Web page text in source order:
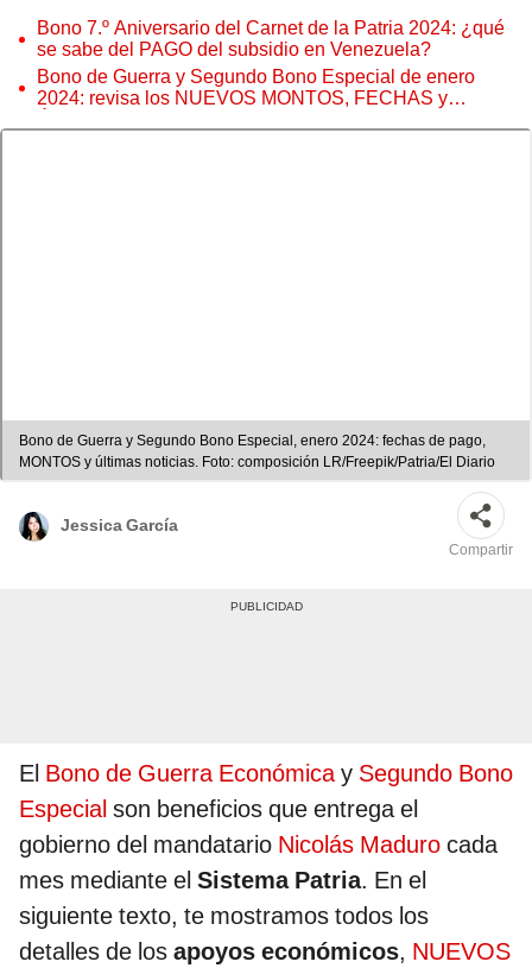
Bono 7.º Aniversario del Carnet de la Patria 2024: ¿qué
se sabe del PAGO del subsidio en Venezuela?
Bono de Guerra y Segundo Bono Especial de enero
2024: revisa los NUEVOS MONTOS, FECHAS y
Bono de Guerra y Segundo Bono Especial, enero 2024: fechas de pago,
MONTOS y últimas noticias. Foto: composición LR/Freepik/Patria/El Diario
Jessica García
Compartir
El Bono de Guerra Económicay Segundo Bono
Especial son beneficios que entrega el
gobierno del mandatario Nicolás Maduro cada
mes mediante el Sistema Patria. En el
siguiente texto, te mostramos todos los
detalles de los apoyos económicos, NUEVOS